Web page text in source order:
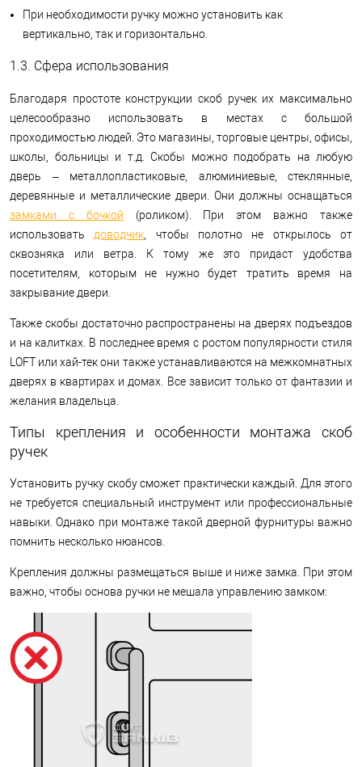
При необходимости ручку можно установить как
вертикально, так и горизонтально.
1.3. Сфера использования
Благодаря простоте конструкции скоб ручек их максимально
целесообразно использовать в местах с большой
проходимостью людей. Это магазины, торговые центры, офисы,
школы, больницы и т.д. Скобы можно подобрать на любую
дверь – металлопластиковые, алюминиевые, стеклянные,
деревянные и металлические двери. Они должны оснащаться
замками с бочкой (роликом). При этом важно также
использовать доводчик , чтобы полотно не открылось от
сквозняка или ветра. К тому же это придаст удобства
посетителям, которым не нужно будет тратить время на
закрывание двери.
Также скобы достаточно распространены на дверях подъездов
и на калитках. В последнее время с ростом популярности стиля
LOFT или хай-тек они также устанавливаются на межкомнатных
дверях в квартирах и домах. Все зависит только от фантазии и
желания владельца.
Типы крепления и особенности монтажа скоб
ручек
Установить ручку скобу сможет практически каждый. Для этого
не требуется специальный инструмент или профессиональные
навыки. Однако при монтаже такой дверной фурнитуры важно
помнить несколько нюансов.
Крепления должны размещаться выше и ниже замка. При этом
важно, чтобы основа ручки не мешала управлению замком: